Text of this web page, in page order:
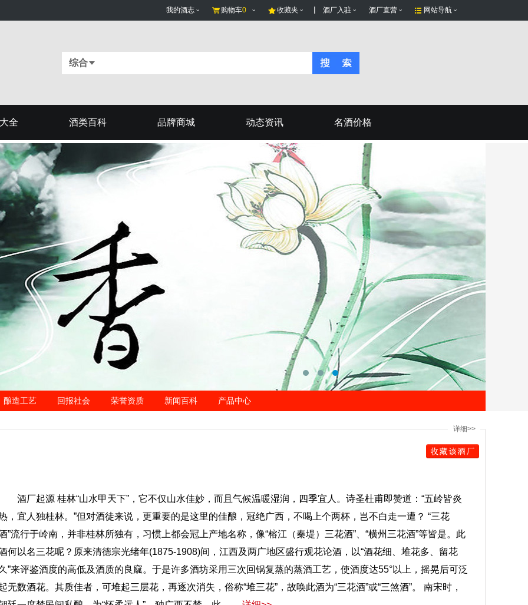
我的酒志 购物车0 收藏夹 酒厂入驻 酒厂直营 网站导航
综合
全 酒类百科 品牌商城 动态资讯 名酒价格
酿造工艺 回报社会 荣誉资质 新闻百科 产品中心
详细>>
酒厂起源 桂林“山水甲天下”，它不仅山水佳妙，而且气候温暖湿润，四季宜人。诗圣杜甫即赞道：“五岭皆炎
，宜人独桂林。”但对酒徒来说，更重要的是这里的佳酿，冠绝广西，不喝上个两杯，岂不白走一遭？ “三花
”流行于岭南，并非桂林所独有，习惯上都会冠上产地名称，像“榕江（秦堤）三花酒”、“横州三花酒”等皆是。此
何以名三花呢？原来清德宗光绪年(1875-1908)间，江西及两广地区盛行观花论酒，以“酒花细、堆花多、留花
”来评鉴酒度的高低及酒质的良窳。于是许多酒坊采用三次回锅复蒸的蒸酒工艺，使酒度达55°以上，摇晃后可泛
无数酒花。其质佳者，可堆起三层花，再逐次消失，俗称“堆三花”，故唤此酒为“三花酒”或“三煞酒”。 南宋时，